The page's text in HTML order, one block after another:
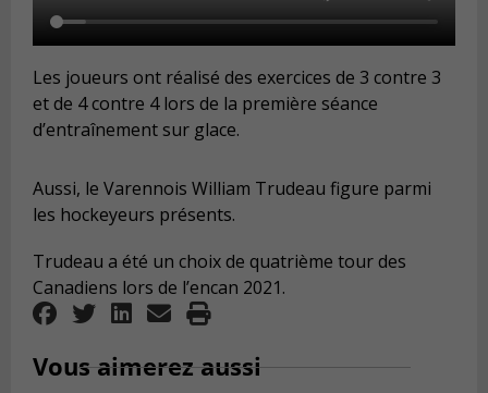
Les joueurs ont réalisé des exercices de 3 contre 3
et de 4 contre 4 lors de la première séance
d’entraînement sur glace.
Aussi, le Varennois William Trudeau figure parmi
les hockeyeurs présents.
Trudeau a été un choix de quatrième tour des
Canadiens lors de l’encan 2021.
Vous aimerez aussi